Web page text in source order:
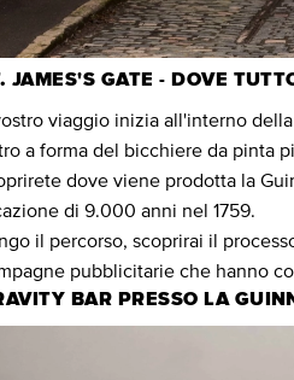
JAMES'S GATE - DOVE
viaggio inizia all'interno
a forma del bicchiere da pinta
dove viene prodotta la
di 9.000 anni nel 1759.
il percorso, scoprirai il
pubblicitarie che hanno
BAR PRESSO LA